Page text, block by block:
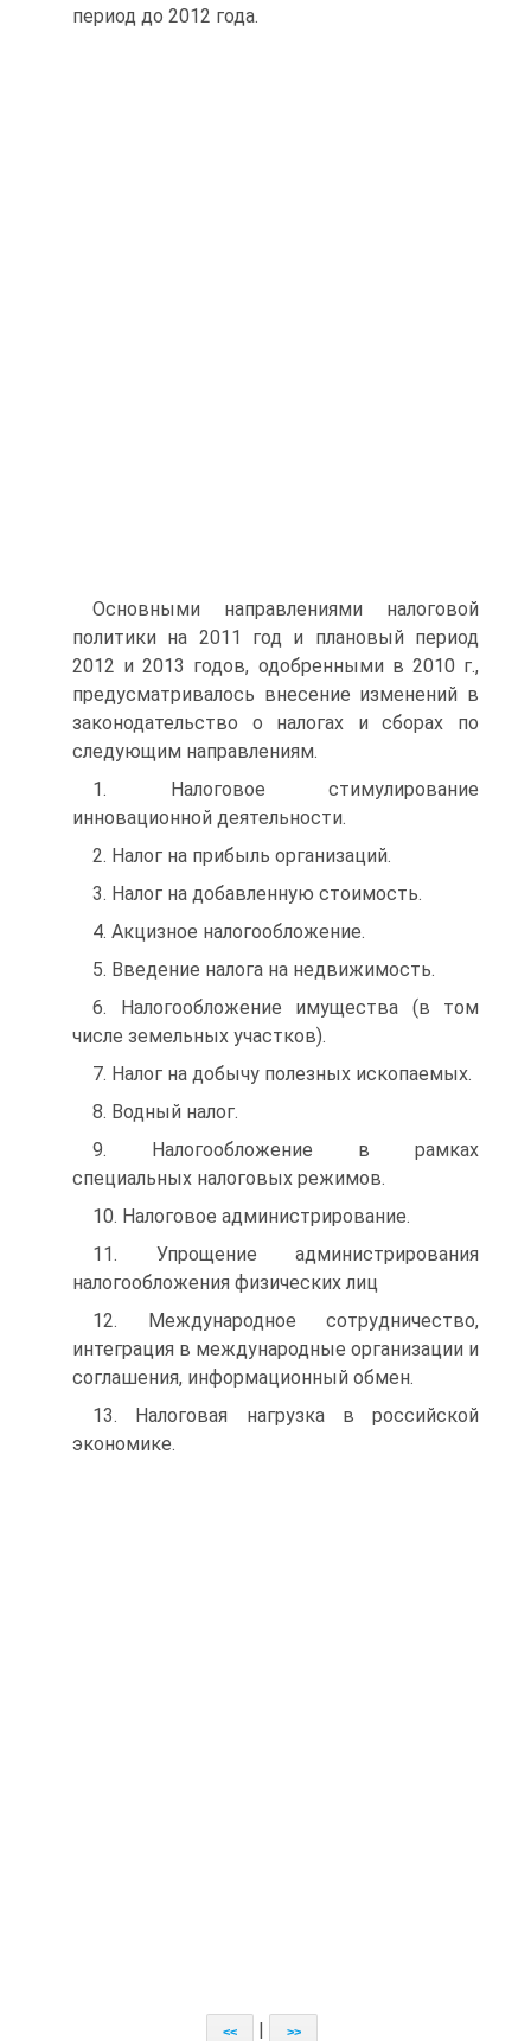
период до 2012 года.
Основными направлениями налоговой
политики на 2011 год и плановый период
2012 и 2013 годов, одобренными в 2010 г.,
предусматривалось внесение изменений в
законодательство о налогах и сборах по
следующим направлениям.
1. Налоговое стимулирование
инновационной деятельности.
2. Налог на прибыль организаций.
3. Налог на добавленную стоимость.
4. Акцизное налогообложение.
5. Введение налога на недвижимость.
6. Налогообложение имущества (в том
числе земельных участков).
7. Налог на добычу полезных ископаемых.
8. Водный налог.
9. Налогообложение в рамках
специальных налоговых режимов.
10. Налоговое администрирование.
11. Упрощение администрирования
налогообложения физических лиц
12. Международное сотрудничество,
интеграция в международные организации и
соглашения, информационный обмен.
13. Налоговая нагрузка в российской
экономике.
<< >>